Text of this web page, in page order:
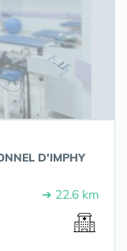
D'IMPHY
➔ 22.6 km